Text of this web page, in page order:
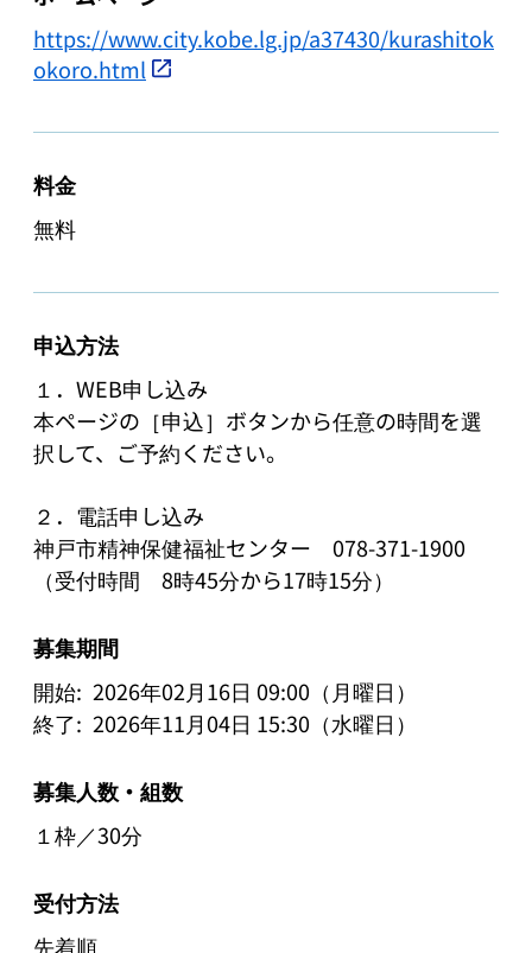
https://www.city.kobe.lg.jp/a37430/kurashitok
okoro.html
料金
無料
申込方法
１．WEB申し込み
本ページの［申込］ボタンから任意の時間を選
択して、ご予約ください。
２．電話申し込み
神戸市精神保健福祉センター　078-371-1900
（受付時間　8時45分から17時15分）
募集期間
開始: 2026年02月16日 09:00（月曜日）
終了: 2026年11月04日 15:30（水曜日）
募集人数・組数
１枠／30分
受付方法
先着順